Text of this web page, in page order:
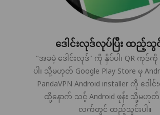
ဒေါင်းလုဒ်လုပ်ပြီး ထည့်သွင်
"အခမဲ့ ဒေါင်းလုဒ်" ကို နှိပ်ပါ၊ QR ကုဒ်
ပါ၊ သို့မဟုတ် Google Play Store မှ
PandaVPN Android installer ကို ဒေါ
ထို့နောက် သင့် Android ဖုန်း သို့မ
လက်တွင် ထည့်သွင်းပါ။